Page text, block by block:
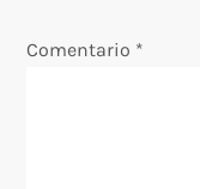
Comentario *